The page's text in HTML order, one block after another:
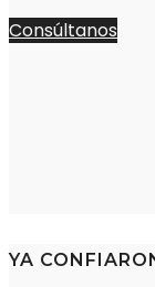
Consúltanos
YA